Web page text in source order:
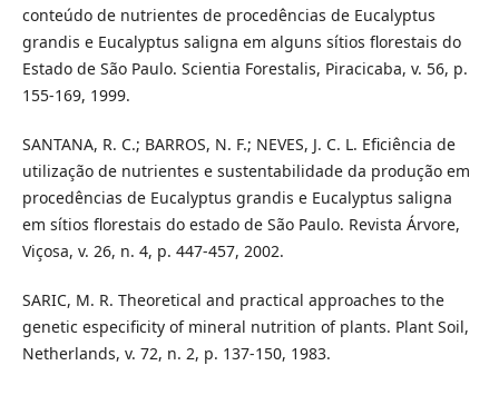
conteúdo de nutrientes de procedências de Eucalyptus
grandis e Eucalyptus saligna em alguns sítios florestais do
Estado de São Paulo. Scientia Forestalis, Piracicaba, v. 56, p.
155-169, 1999.
SANTANA, R. C.; BARROS, N. F.; NEVES, J. C. L. Eficiência de
utilização de nutrientes e sustentabilidade da produção em
procedências de Eucalyptus grandis e Eucalyptus saligna
em sítios florestais do estado de São Paulo. Revista Árvore,
Viçosa, v. 26, n. 4, p. 447-457, 2002.
SARIC, M. R. Theoretical and practical approaches to the
genetic especificity of mineral nutrition of plants. Plant Soil,
Netherlands, v. 72, n. 2, p. 137-150, 1983.